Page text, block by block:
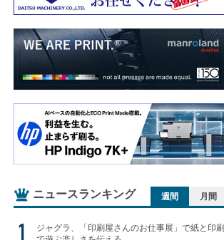
ニュースランキング 週間 月間
ジャグラ、「印刷屋さんのお仕事展」で紙と印刷